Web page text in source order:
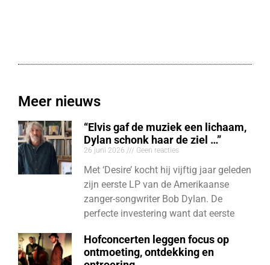
Meer nieuws
“Elvis gaf de muziek een lichaam,
Dylan schonk haar de ziel …”
26 juni 2026 Geen reacties
Met ‘Desire’ kocht hij vijftig jaar geleden
zijn eerste LP van de Amerikaanse
zanger-songwriter Bob Dylan. De
perfecte investering want dat eerste
Hofconcerten leggen focus op
ontmoeting, ontdekking en